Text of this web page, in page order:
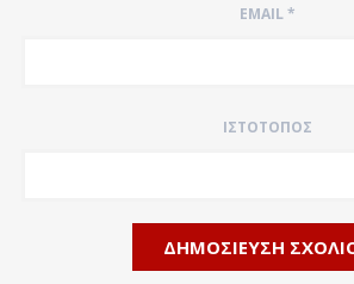
EMAIL*
ΙΣΤΌΤΟΠΟΣ